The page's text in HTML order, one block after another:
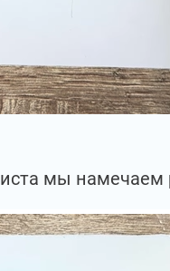
мы намечаем